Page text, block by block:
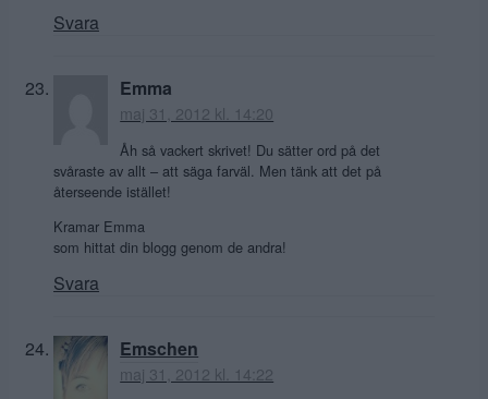
Svara
Emma
maj 31, 2012 kl. 14:20
Åh så vackert skrivet! Du sätter ord på det
svåraste av allt – att säga farväl. Men tänk att det på
återseende istället!
Kramar Emma
som hittat din blogg genom de andra!
Svara
Emschen
maj 31, 2012 kl. 14:22